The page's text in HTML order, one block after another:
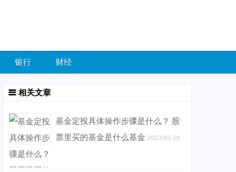
银行 财经
相关文章
基金定投具体操作步骤是什么？ 股
票里买的基金是什么基金 2023-03-29
22:42:43